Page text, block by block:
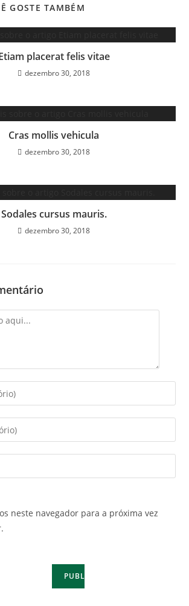
GOSTE TAMBÉM
placerat felis vitae
dezembro 30, 2018
Cras mollis vehicula
dezembro 30, 2018
Sodales cursus mauris.
dezembro 30, 2018
neste navegador para a próxima vez